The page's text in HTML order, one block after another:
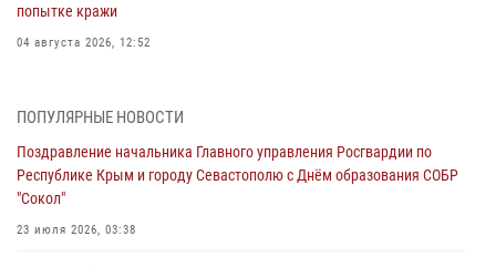
попытке кражи
04 августа 2026, 12:52
мужчину
Росгвардия в Крыму и Севастополе задержала ряд
правонарушителей
03 августа 2026, 14:08
ПОПУЛЯРНЫЕ НОВОСТИ
Поздравление начальника Главного управления Росгвардии по
Республике Крым и городу Севастополю с Днём образования СОБР
"Сокол"
23 июля 2026, 03:38